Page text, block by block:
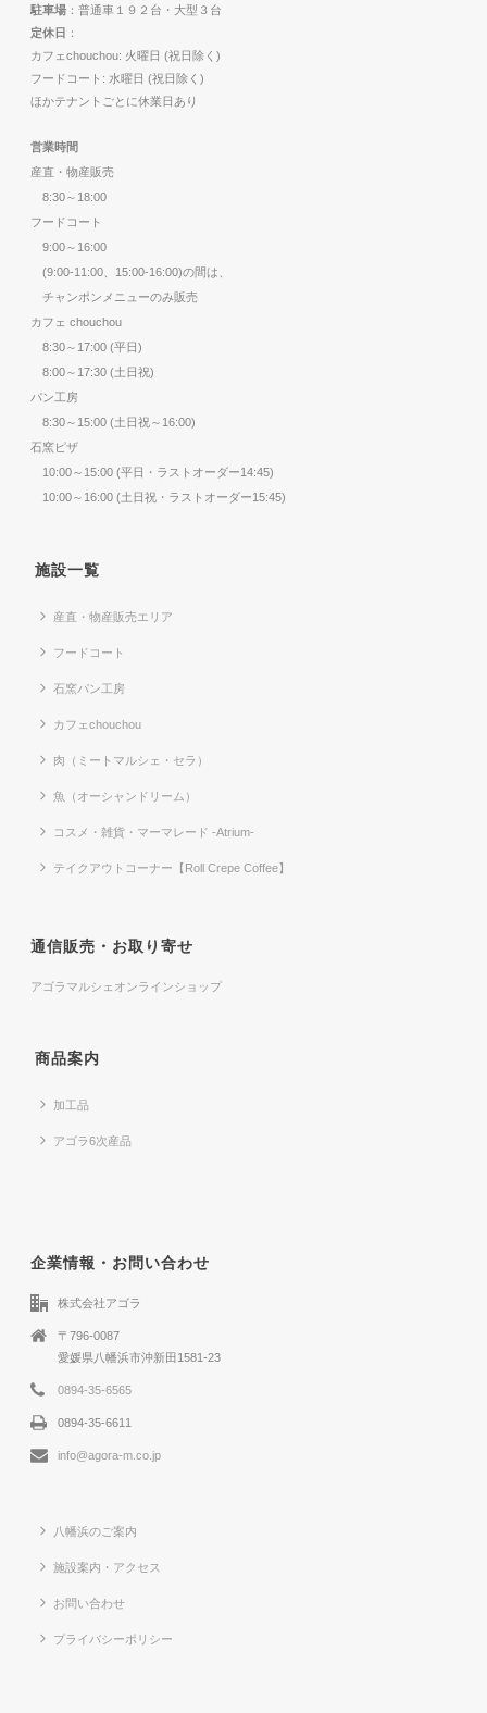
駐車場 ：普通車１９２台・大型３台
定休日 ：
カフェchouchou: 火曜日 (祝日除く)
フードコート: 水曜日 (祝日除く)
ほかテナントごとに休業日あり
営業時間
産直・物産販売
8:30～18:00
フードコート
9:00～16:00
(9:00-11:00、15:00-16:00)の間は、
チャンポンメニューのみ販売
カフェ chouchou
8:30～17:00 (平日)
8:00～17:30 (土日祝)
パン工房
8:30～15:00 (土日祝～16:00)
石窯ピザ
10:00～15:00 (平日・ラストオーダー14:45)
10:00～16:00 (土日祝・ラストオーダー15:45)
施設一覧
産直・物産販売エリア
フードコート
石窯パン工房
カフェchouchou
肉（ミートマルシェ・セラ）
魚（オーシャンドリーム）
コスメ・雑貨・マーマレード -Atrium-
テイクアウトコーナー【Roll Crepe Coffee】
通信販売・お取り寄せ
アゴラマルシェオンラインショップ
商品案内
加工品
アゴラ6次産品
企業情報・お問い合わせ
株式会社アゴラ
〒796-0087
愛媛県八幡浜市沖新田1581-23
0894-35-6565
0894-35-6611
info@agora-m.co.jp
八幡浜のご案内
施設案内・アクセス
お問い合わせ
プライバシーポリシー